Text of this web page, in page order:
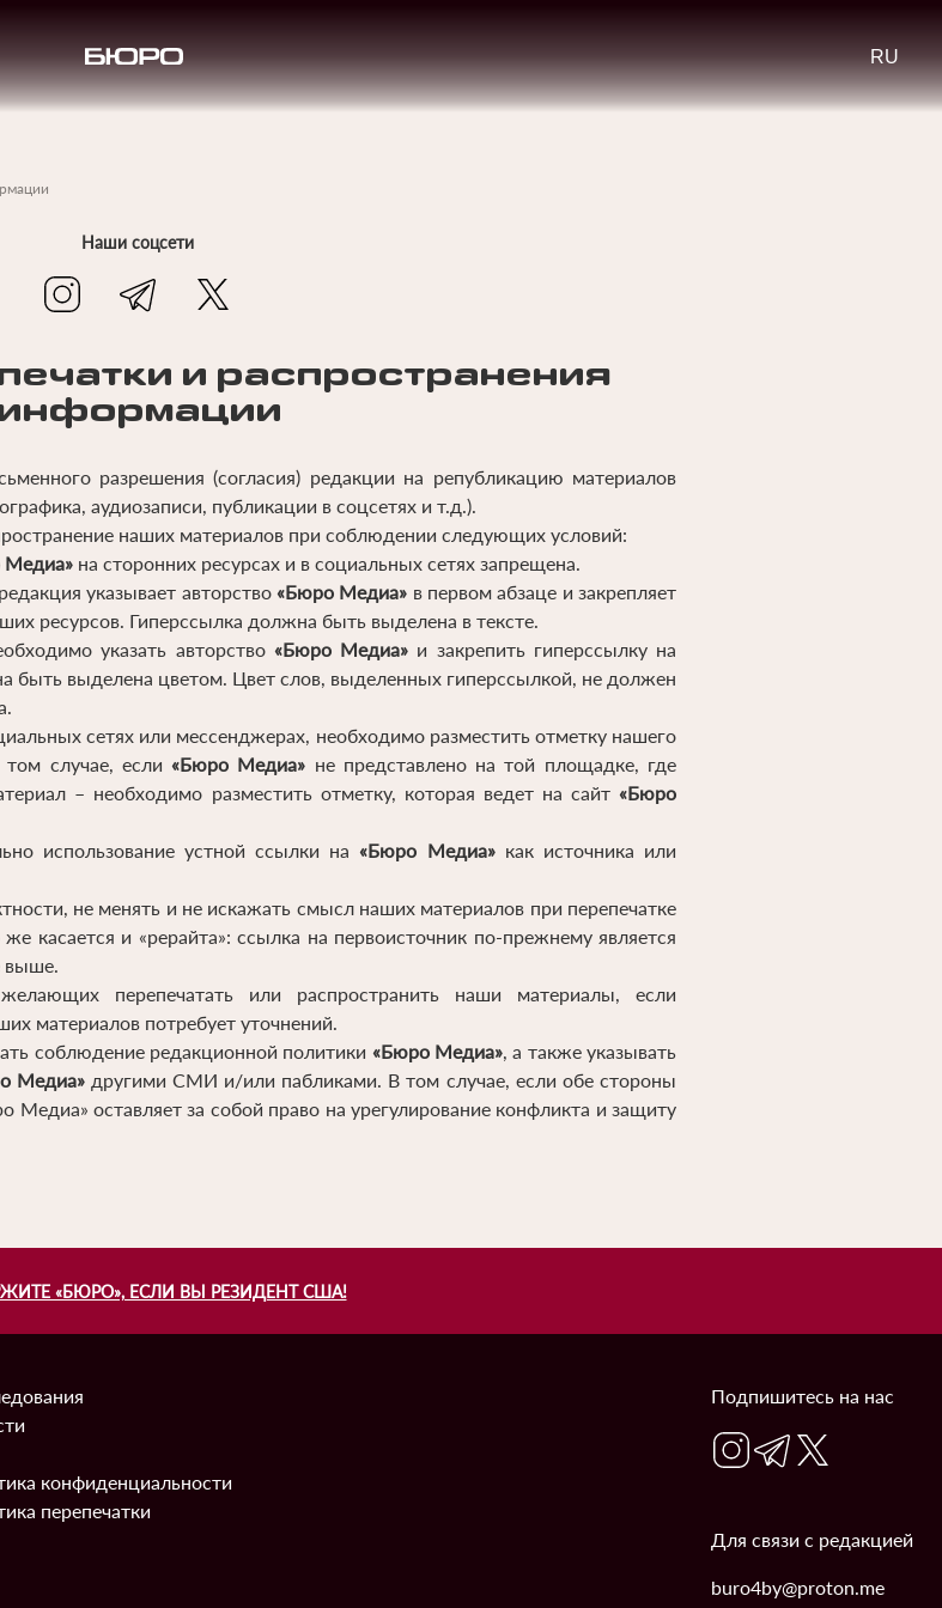
Select
your
Наши соцсети
и распространения
разрешения (согласия) редакции на републикацию материалов
аудиозаписи, публикации в соцсетях и т.д.).
наших материалов при соблюдении следующих условий:
Медиа» на сторонних ресурсах и в социальных сетях запрещена.
указывает авторство «Бюро Медиа» в первом абзаце и закрепляет
ресурсов. Гиперссылка должна быть выделена в тексте.
указать авторство «Бюро Медиа» и закрепить гиперссылку на
быть выделена цветом. Цвет слов, выделенных гиперссылкой, не должен
сетях или мессенджерах, необходимо разместить отметку нашего
том случае, если«Бюро Медиа» не представлено на той площадке, где
– необходимо разместить отметку, которая ведет на сайт «Бюро
использование устной ссылки на«Бюро Медиа»как источника или
не менять и не искажать смысл наших материалов при перепечатке
касается и «рерайта»: ссылка на первоисточник по-прежнему является
выше.
перепечатать или распространить наши материалы, если
материалов потребует уточнений.
соблюдение редакционной политики «Бюро Медиа», а также указывать
Медиа»другими СМИ и/или пабликами. В том случае, если обе стороны
оставляет за собой право на урегулирование конфликта и защиту
«БЮРО», ЕСЛИ ВЫ РЕЗИДЕНТ США!
конфиденциальности
перепечатки
Подпишитесь на нас
Для связи с редакцией
buro4by@proton.me